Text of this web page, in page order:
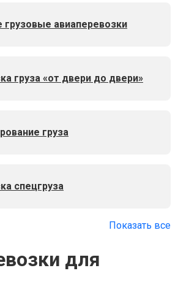
грузовые авиаперевозки
груза «от двери до двери»
груза
спецгруза
Показать все
для